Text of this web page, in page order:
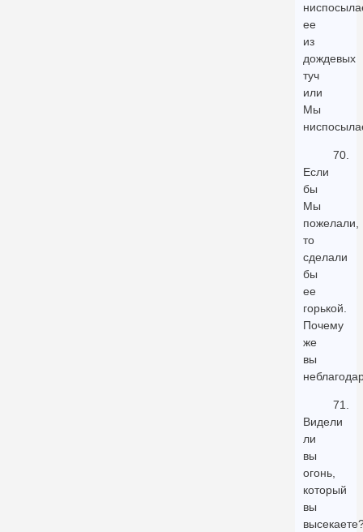
ее
из
дождевых
туч
или
Мы
70.
Если
бы
Мы
пожелали,
то
сделали
бы
ее
горькой.
Почему
же
вы
71.
Видели
ли
вы
огонь,
который
вы